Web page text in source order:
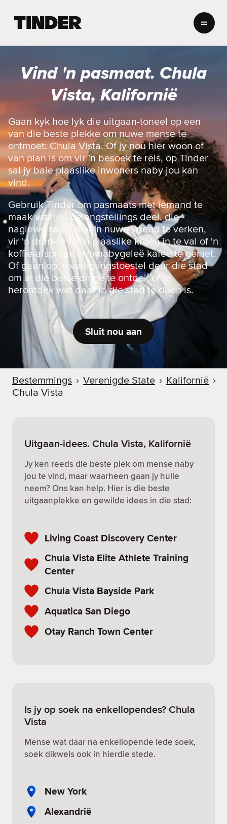
r
t
i
s
b
l
a
d
Vind 'n pasmaat. Chula
Vista, Kalifornië
Gaan kyk hoe lyk die uitgaan-toneel op een
van die beste plekke om nuwe mense te
ontmoet: Chula Vista. Of jy nou hier woon of
van plan is om vir 'n besoek te reis, op Tinder
sal jy baie plaaslike inwoners naby jou kan
vind.
Gebruik Tinder om pasmaats met iemand te
maak wat jou belangstellings deel, die
naglewe saam met 'n nuwe vriend te verken,
vir 'n drankie by 'n plaaslike kroeg in te val of 'n
koffie-afspraak in 'n nabygeleë kafee te geniet.
Of gaan op 'n verligtingstoestel deur die stad
om al die beste dinge te ontdek of te
herontdek wat daar in die stad te doen is.
Sluit nou aan
Bestemmings › Verenigde State › Kalifornië ›
Chula Vista
Uitgaan-idees. Chula Vista, Kalifornië
Jy ken reeds die beste plek om mense naby
jou te vind, maar waarheen gaan jy hulle
neem? Ons kan help. Hier is die beste
uitgaanplekke en gewilde idees in die stad:
Living Coast Discovery Center
Chula Vista Elite Athlete Training
Center
Chula Vista Bayside Park
Aquatica San Diego
Otay Ranch Town Center
Is jy op soek na enkellopendes? Chula
Vista
Mense wat daar na enkellopende lede soek,
soek dikwels ook in hierdie stede.
New York
Alexandrië